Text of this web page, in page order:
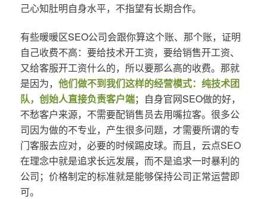
己心知肚明自身水平，不指望有长期合作。
有些暖暖区SEO公司会跟你算这个账、那个账，证明
自己收费不高：要给技术开工资，要给销售开工资、
又给客服开工资什么的，所以要那么高的收费。那就
是因为， 他们做不到我们这样的经营模式：纯技术团
队，创始人直接负责客户端；自身官网SEO做的好，
不愁客户来源，不需要配销售员去用嘴拉客。很多公
司因为做的不专业，产生很多问题，才需要所谓的专
门客服去应对，必要的时候踢皮球。而且，云点SEO
在理念中就是追求长远发展，而不是追求一时暴利的
公司；价格制定的标准就是能够保持公司正常运营即
可。